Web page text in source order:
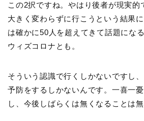
この2択ですね。やはり後者が現実的
大きく変わらずに行こうという結果
は確かに50人を超えてきて話題にな
ウィズコロナとも。
そういう認識で行くしかないですし
予防をするしかないんです。一喜一
し、今後しばらくは無くなることは